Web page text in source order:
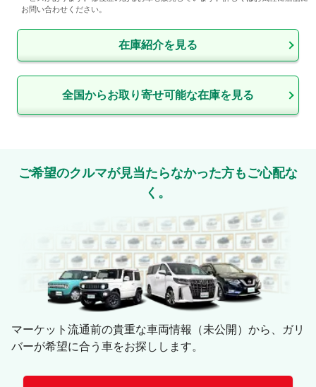
お問い合わせください。
在庫紹介を見る
全国からお取り寄せ可能な在庫を見る
ご希望のクルマが見当たらなかった方もご心配な
く。
マーケット流通前の貴重な車両情報（未公開）から、ガリ
バーが希望に合う車をお探しします。